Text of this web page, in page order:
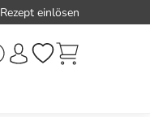
Rezept einlösen